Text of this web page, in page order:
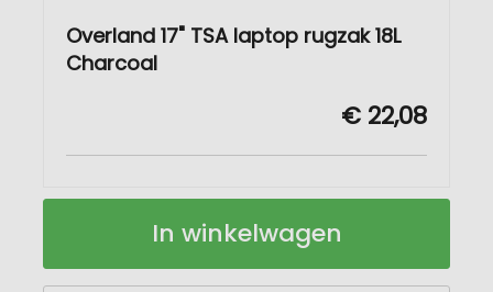
Overland 17" TSA laptop rugzak 18L
Charcoal
€ 22,08
laptop
In winkelwagen